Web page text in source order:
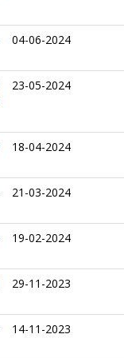
04-06-2024
23-05-2024
18-04-2024
21-03-2024
19-02-2024
29-11-2023
14-11-2023